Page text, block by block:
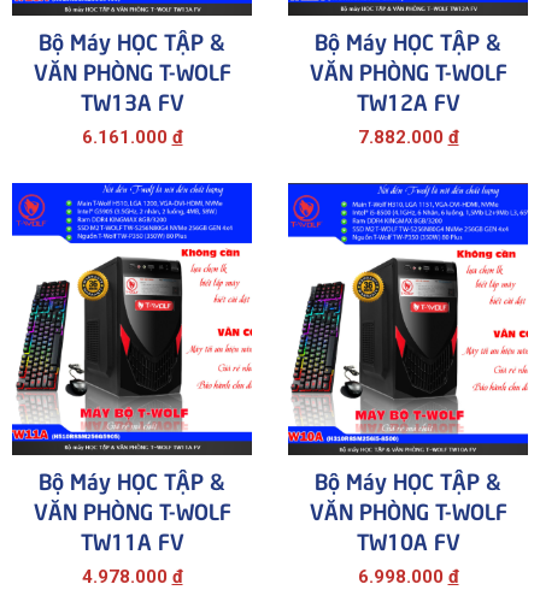
Bộ Máy HỌC TẬP &
VĂN PHÒNG T-WOLF
TW13A FV
6.161.000 đ
Bộ Máy HỌC TẬP &
VĂN PHÒNG T-WOLF
TW12A FV
7.882.000 đ
Bộ Máy HỌC TẬP &
VĂN PHÒNG T-WOLF
TW11A FV
4.978.000 đ
Bộ Máy HỌC TẬP &
VĂN PHÒNG T-WOLF
TW10A FV
6.998.000 đ